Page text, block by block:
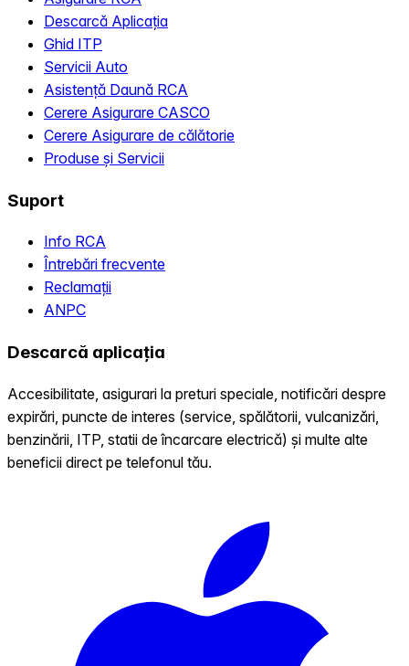
Descarcă Aplicația
Ghid ITP
Servicii Auto
Asistență Daună RCA
Cerere Asigurare CASCO
Cerere Asigurare de călătorie
Produse și Servicii
Suport
Info RCA
Întrebări frecvente
Reclamații
ANPC
Descarcă aplicația
Accesibilitate, asigurari la preturi speciale, notificări despre
expirări, puncte de interes (service, spălătorii, vulcanizări,
benzinării, ITP, statii de încarcare electrică) și multe alte
beneficii direct pe telefonul tău.